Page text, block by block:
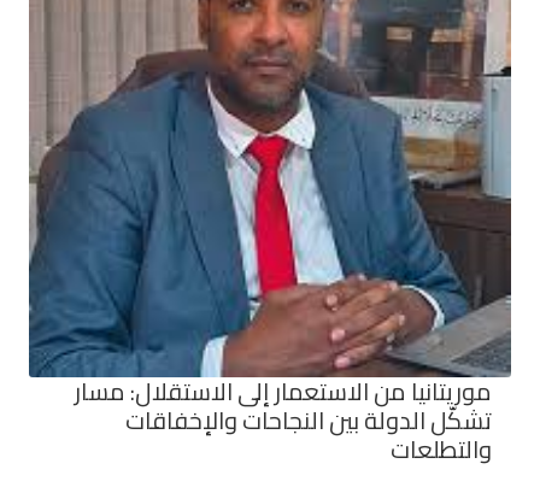
موريتانيا من الاستعمار إلى الاستقلال: مسار
تشكّل الدولة بين النجاحات والإخفاقات
والتطلعات